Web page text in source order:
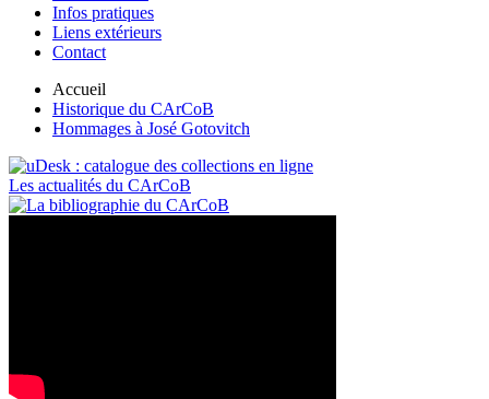
Infos pratiques
Liens extérieurs
Contact
Accueil
Historique du CArCoB
Hommages à José Gotovitch
Les actualités du CArCoB